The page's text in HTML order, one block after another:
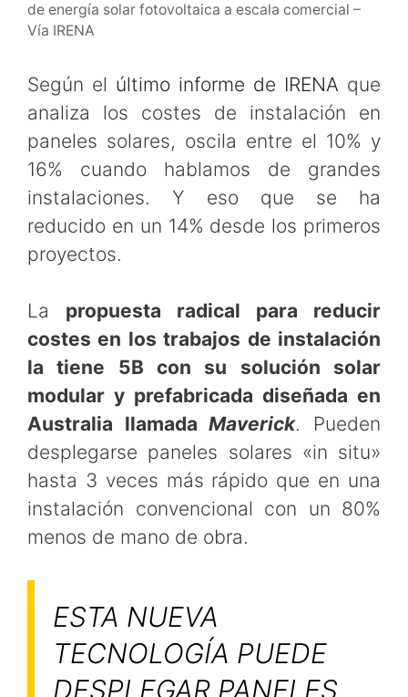
de energía solar fotovoltaica a escala comercial –
Vía IRENA
Según el último informe de IRENA que
analiza los costes de instalación en
paneles solares, oscila entre el 10% y
16% cuando hablamos de grandes
instalaciones. Y eso que se ha
reducido en un 14% desde los primeros
proyectos.
La propuesta radical para reducir
costes en los trabajos de instalación
la tiene 5B con su solución solar
modular y prefabricada diseñada en
Australia llamadaMaverick. Pueden
desplegarse paneles solares «in situ»
hasta 3 veces más rápido que en una
instalación convencional con un 80%
menos de mano de obra.
ESTA NUEVA
TECNOLOGÍA PUEDE
DESPLEGAR PANELES